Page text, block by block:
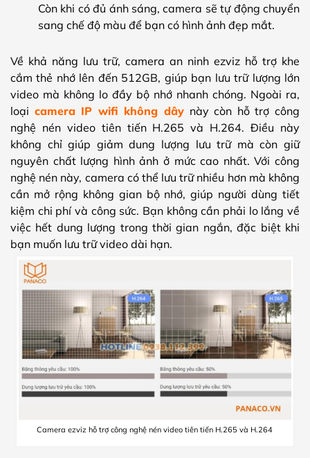
Còn khi có đủ ánh sáng, camera sẽ tự động chuyển
sang chế độ màu để bạn có hình ảnh đẹp mắt.
Về khả năng lưu trữ, camera an ninh ezviz hỗ trợ khe
cắm thẻ nhớ lên đến 512GB, giúp bạn lưu trữ lượng lớn
video mà không lo đầy bộ nhớ nhanh chóng. Ngoài ra,
loại camera IP wifi không dây này còn hỗ trợ công
nghệ nén video tiên tiến H.265 và H.264. Điều này
không chỉ giúp giảm dung lượng lưu trữ mà còn giữ
nguyên chất lượng hình ảnh ở mức cao nhất. Với công
nghệ nén này, camera có thể lưu trữ nhiều hơn mà không
cần mở rộng không gian bộ nhớ, giúp người dùng tiết
kiệm chi phí và công sức. Bạn không cần phải lo lắng về
việc hết dung lượng trong thời gian ngắn, đặc biệt khi
bạn muốn lưu trữ video dài hạn.
Camera ezviz hỗ trợ công nghệ nén video tiên tiến H.265 và H.264